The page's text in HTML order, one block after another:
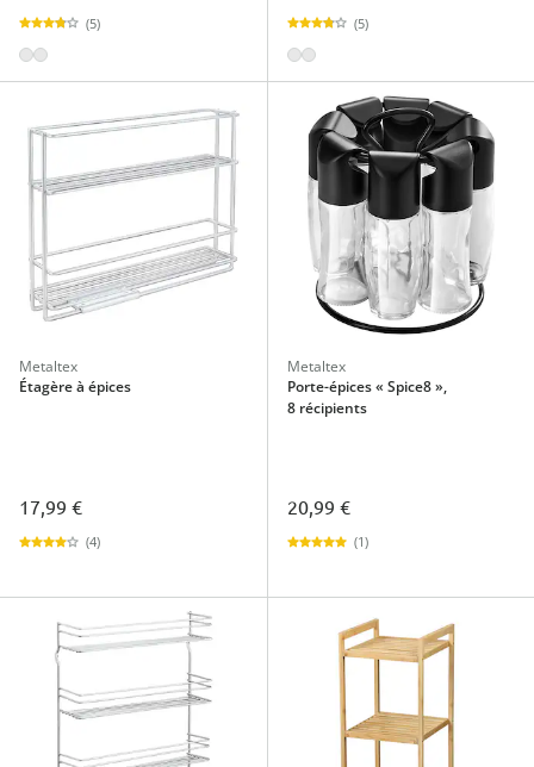
(5) (5)
Metaltex
Étagère à épices
17,99 €
(4)
Metaltex
Porte-épices « Spice8 »,
8 récipients
20,99 €
(1)